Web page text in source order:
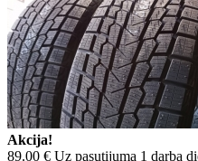
Akcija!
89.00 € Uz pasutijuma 1 darba